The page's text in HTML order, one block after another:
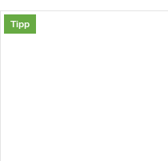
Tipp